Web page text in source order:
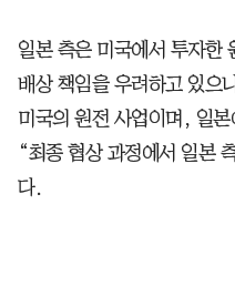
일본 측은 미국에서 투자한
배상 책임을 우려하고 있으
미국의 원전 사업이며, 일
“최종 협상 과정에서 일본
다.